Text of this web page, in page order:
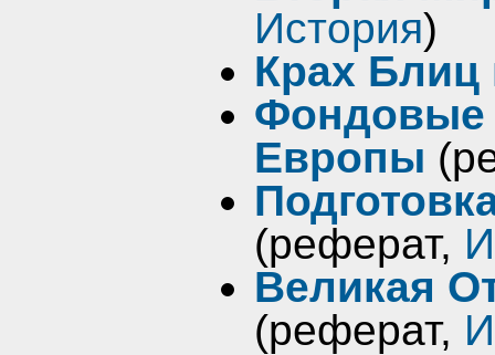
История)
Крах Блиц
Фондовые
Европы
(реферат,
Великая
(реферат,